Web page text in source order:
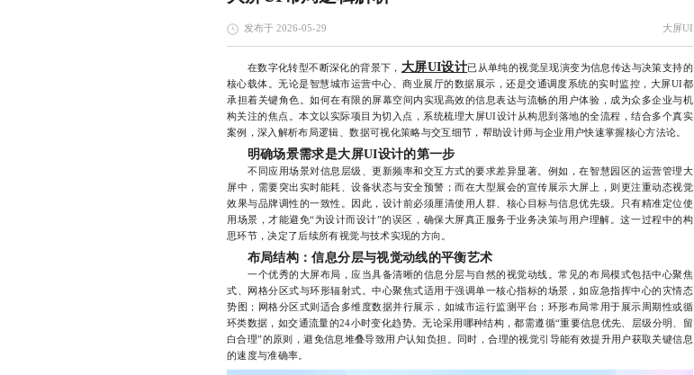
发布于 2026-05-29 大屏UI
在数字化转型不断深化的背景下， 大屏UI设计已从单纯的视觉呈现演变为信息传达与决策支持的
核心载体。无论是智慧城市运营中心、商业展厅的数据展示，还是交通调度系统的实时监控，大屏UI都
承担着关键角色。如何在有限的屏幕空间内实现高效的信息表达与流畅的用户体验，成为众多企业与机
构关注的焦点。本文以实际项目为切入点，系统梳理大屏UI设计从构思到落地的全流程，结合多个真实
案例，深入解析布局逻辑、数据可视化策略与交互细节，帮助设计师与企业用户快速掌握核心方法论。
明确场景需求是大屏UI设计的第一步
不同应用场景对信息层级、更新频率和交互方式的要求差异显著。例如，在智慧园区的运营管理大
屏中，需要突出实时能耗、设备状态与安全预警；而在大型展会的宣传展示大屏上，则更注重动态视觉
效果与品牌调性的一致性。因此，设计前必须厘清使用人群、核心目标与信息优先级。只有精准定位使
用场景，才能避免“为设计而设计”的误区，确保大屏真正服务于业务决策与用户理解。这一过程中的构
思环节，决定了后续所有视觉与技术实现的方向。
布局结构：信息分层与视觉动线的平衡艺术
一个优秀的大屏布局，应当具备清晰的信息分层与自然的视觉动线。常见的布局模式包括中心聚焦
式、网格分区式与环形辐射式。中心聚焦式适用于强调单一核心指标的场景，如应急指挥中心的灾情态
势图；网格分区式则适合多维度数据并行展示，如城市运行监测平台；环形布局常用于展示周期性或循
环类数据，如交通流量的24小时变化趋势。无论采用哪种结构，都需遵循“重要信息优先、层级分明、留
白合理”的原则，避免信息堆叠导致用户认知负担。同时，合理的视觉引导能有效提升用户获取关键信息
的速度与准确率。